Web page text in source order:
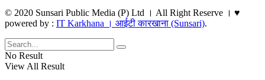
© 2020 Sunsari Public Media (P) Ltd । All Right Reserve । ♥
powered by : IT Karkhana । आईटी कारखाना (Sunsari).
No Result
View All Result